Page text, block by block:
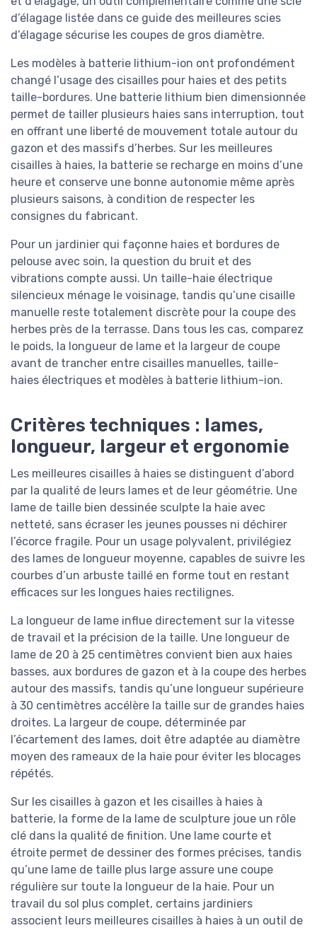
d’élagage listée dans ce guide des meilleures scies
d’élagage sécurise les coupes de gros diamètre.
Les modèles à batterie lithium-ion ont profondément
changé l’usage des cisailles pour haies et des petits
taille-bordures. Une batterie lithium bien dimensionnée
permet de tailler plusieurs haies sans interruption, tout
en offrant une liberté de mouvement totale autour du
gazon et des massifs d’herbes. Sur les meilleures
cisailles à haies, la batterie se recharge en moins d’une
heure et conserve une bonne autonomie même après
plusieurs saisons, à condition de respecter les
consignes du fabricant.
Pour un jardinier qui façonne haies et bordures de
pelouse avec soin, la question du bruit et des
vibrations compte aussi. Un taille-haie électrique
silencieux ménage le voisinage, tandis qu’une cisaille
manuelle reste totalement discrète pour la coupe des
herbes près de la terrasse. Dans tous les cas, comparez
le poids, la longueur de lame et la largeur de coupe
avant de trancher entre cisailles manuelles, taille-
haies électriques et modèles à batterie lithium-ion.
Critères techniques : lames,
longueur, largeur et ergonomie
Les meilleures cisailles à haies se distinguent d’abord
par la qualité de leurs lames et de leur géométrie. Une
lame de taille bien dessinée sculpte la haie avec
netteté, sans écraser les jeunes pousses ni déchirer
l’écorce fragile. Pour un usage polyvalent, privilégiez
des lames de longueur moyenne, capables de suivre les
courbes d’un arbuste taillé en forme tout en restant
efficaces sur les longues haies rectilignes.
La longueur de lame influe directement sur la vitesse
de travail et la précision de la taille. Une longueur de
lame de 20 à 25 centimètres convient bien aux haies
basses, aux bordures de gazon et à la coupe des herbes
autour des massifs, tandis qu’une longueur supérieure
à 30 centimètres accélère la taille sur de grandes haies
droites. La largeur de coupe, déterminée par
l’écartement des lames, doit être adaptée au diamètre
moyen des rameaux de la haie pour éviter les blocages
répétés.
Sur les cisailles à gazon et les cisailles à haies à
batterie, la forme de la lame de sculpture joue un rôle
clé dans la qualité de finition. Une lame courte et
étroite permet de dessiner des formes précises, tandis
qu’une lame de taille plus large assure une coupe
régulière sur toute la longueur de la haie. Pour un
travail du sol plus complet, certains jardiniers
associent leurs meilleures cisailles à haies à un outil de